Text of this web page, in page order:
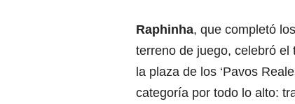
Raphinha, que completó
terreno de juego, celebró el
la plaza de los ‘Pavos
categoría por todo lo alto: